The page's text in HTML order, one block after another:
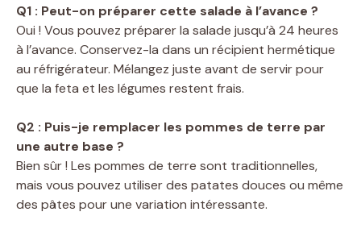
Q1 : Peut-on préparer cette salade à l’avance ?
Oui ! Vous pouvez préparer la salade jusqu’à 24 heures
à l’avance. Conservez-la dans un récipient hermétique
au réfrigérateur. Mélangez juste avant de servir pour
que la feta et les légumes restent frais.
Q2 : Puis-je remplacer les pommes de terre par
une autre base ?
Bien sûr ! Les pommes de terre sont traditionnelles,
mais vous pouvez utiliser des patates douces ou même
des pâtes pour une variation intéressante.